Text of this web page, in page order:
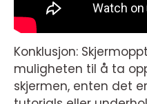
Konklusjon:
muligheten til å ta
skjermen, enten det